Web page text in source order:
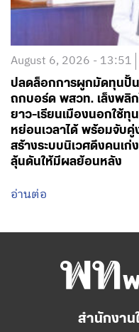
August 6, 2026 - 13:51
ปลดล็อกการผูกมัดทุนปั้น
ถกบอร์ด พสวท. เล็งพลิ
ยาว-เรียนเมืองนอกใช้ทุ
หย่อนเวลาได้ พร้อมจับคู่
สร้างระบบนิเวศดึงคนเ
ลุ้นดันให้มีผลย้อนหลัง
อ่านต่อ
สำนักงาน